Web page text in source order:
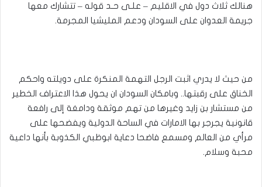
هنالك ثلاث دول في الاقليم – علـى حـد قوله – تتشارك معها
جريمة العدوان على السودان ودعم المليشيا المجرمة.
من حيث لا يدري اثبت الرجل التهمة المنكرة على دويلته واحكم
الخناق على رقبتها.. وبامكان السودان ان يحول هذا الاعتراف الخطير
من مستشار بن زايد وغيرها من تهم موثقة ودامغة إلى رافعة
قانونية يجرجر بها الامارات في الساحة الدولية ويفضحها على
مرأي من العالم ومسمع فاضحا دعاية ابوظبي الكذوبة بأنها داعية
محبة وسلام.